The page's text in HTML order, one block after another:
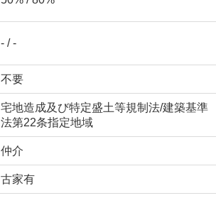
- / -
不要
宅地造成及び特定盛土等規制法/建築基準
法第22条指定地域
仲介
古家有